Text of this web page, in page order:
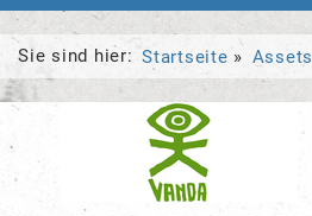
Sie sind hier: Startseite Assets